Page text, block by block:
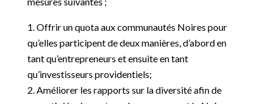
Offrir un quota aux communautés Noires pour
qu’elles participent de deux manières, d’abord en
tant qu’entrepreneurs et ensuite en tant
qu’investisseurs providentiels;
Améliorer les rapports sur la diversité afin de